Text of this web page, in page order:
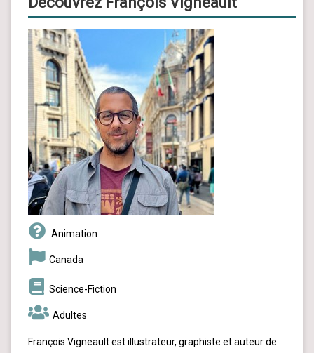
Animation
Canada
Science-Fiction
Adultes
François Vigneault est illustrateur, graphiste et auteur de